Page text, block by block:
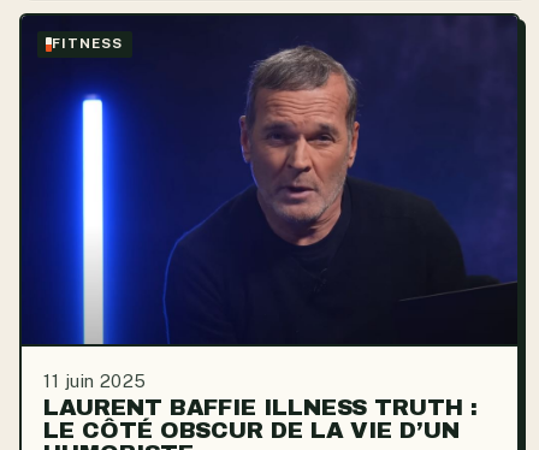
FITNESS
11 juin 2025
LAURENT BAFFIE ILLNESS TRUTH :
LE CÔTÉ OBSCUR DE LA VIE D’UN